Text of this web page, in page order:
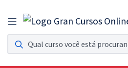
Assinatura Ilimitada 11
Acesso a todos os cursos. Teste grátis por 7 dias!